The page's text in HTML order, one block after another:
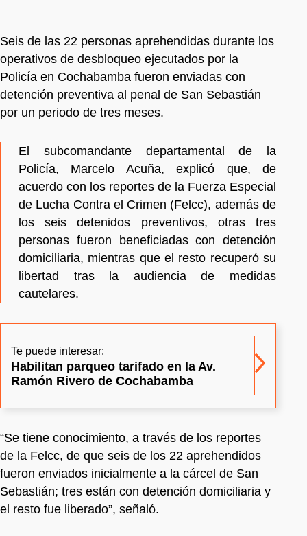
Seis de las 22 personas aprehendidas durante los
operativos de desbloqueo ejecutados por la
Policía en Cochabamba fueron enviadas con
detención preventiva al penal de San Sebastián
por un periodo de tres meses.
El subcomandante departamental de la
Policía, Marcelo Acuña, explicó que, de
acuerdo con los reportes de la Fuerza Especial
de Lucha Contra el Crimen (Felcc), además de
los seis detenidos preventivos, otras tres
personas fueron beneficiadas con detención
domiciliaria, mientras que el resto recuperó su
libertad tras la audiencia de medidas
cautelares.
Te puede interesar:
Habilitan parqueo tarifado en la Av.
Ramón Rivero de Cochabamba
“Se tiene conocimiento, a través de los reportes
de la Felcc, de que seis de los 22 aprehendidos
fueron enviados inicialmente a la cárcel de San
Sebastián; tres están con detención domiciliaria y
el resto fue liberado”, señaló.